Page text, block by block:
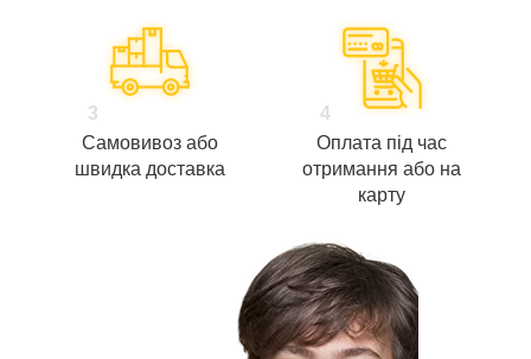
3
Самовивоз або
швидка доставка
4
Оплата під час
отримання або на
карту